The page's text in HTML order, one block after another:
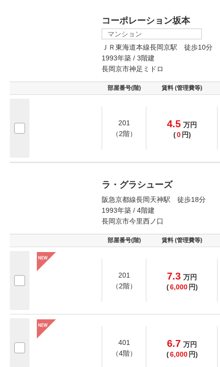
コーポレーション坂本
マンション
ＪＲ東海道本線長岡京駅 徒歩10分
1993年築 / 3階建
長岡京市神足ミドロ
部屋番号(階) 賃料 (管理費等)
201
（2階）
4.5 万円
(0 円)
ラ・グラシューズ
阪急京都線長岡天神駅 徒歩18分
1993年築 / 4階建
長岡京市今里西ノ口
部屋番号(階) 賃料 (管理費等)
201
（2階）
7.3 万円
(6,000 円)
401
（4階）
6.7 万円
(6,000 円)